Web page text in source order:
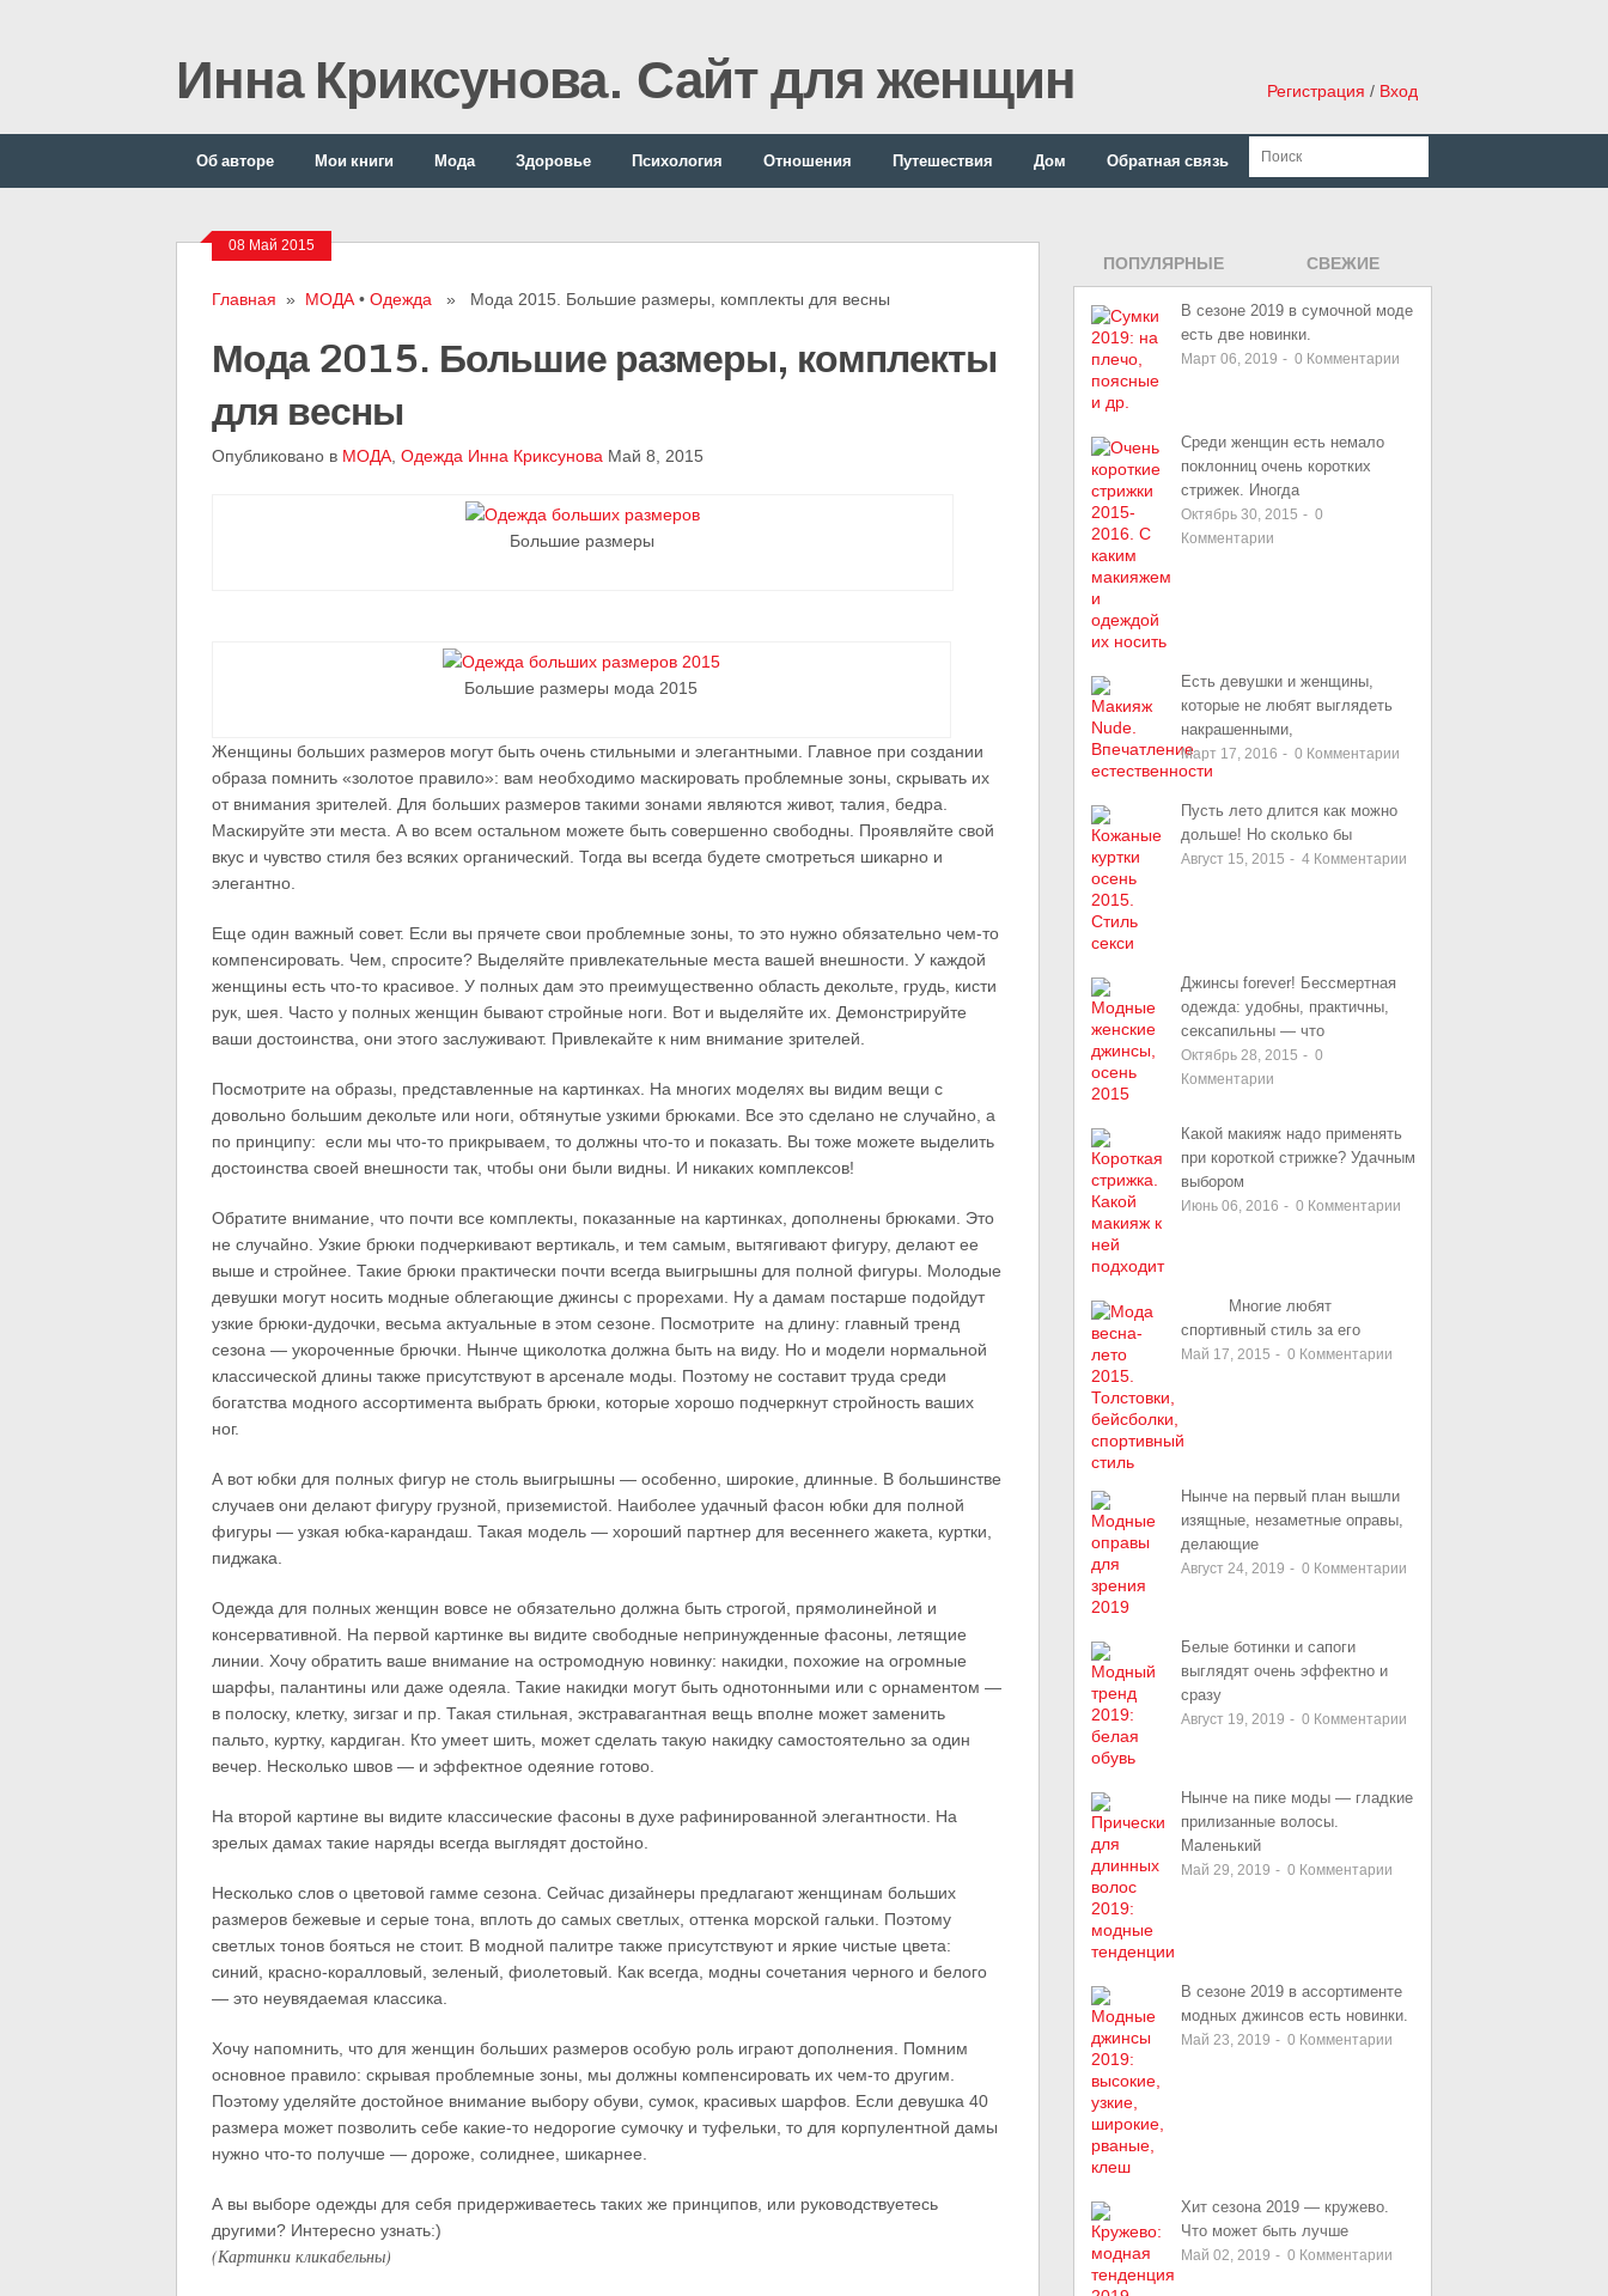
Инна Криксунова. Сайт для женщин Регистрация / Вход
Об авторе Мои книги Мода Здоровье Психология Отношения Путешествия Дом Обратная связь
08 Май 2015
Главная » МОДА• Одежда » Мода 2015. Большие размеры, комплекты для весны
Мода 2015. Большие размеры, комплекты
для весны
Опубликовано в МОДА, Одежда Инна Криксунова Май 8, 2015
Большие размеры
Большие размеры мода 2015
Женщины больших размеров могут быть очень стильными и элегантными. Главное при создании
образа помнить «золотое правило»: вам необходимо маскировать проблемные зоны, скрывать их
от внимания зрителей. Для больших размеров такими зонами являются живот, талия, бедра.
Маскируйте эти места. А во всем остальном можете быть совершенно свободны. Проявляйте свой
вкус и чувство стиля без всяких органический. Тогда вы всегда будете смотреться шикарно и
элегантно.
Еще один важный совет. Если вы прячете свои проблемные зоны, то это нужно обязательно чем-то
компенсировать. Чем, спросите? Выделяйте привлекательные места вашей внешности. У каждой
женщины есть что-то красивое. У полных дам это преимущественно область декольте, грудь, кисти
рук, шея. Часто у полных женщин бывают стройные ноги. Вот и выделяйте их. Демонстрируйте
ваши достоинства, они этого заслуживают. Привлекайте к ним внимание зрителей.
Посмотрите на образы, представленные на картинках. На многих моделях вы видим вещи с
довольно большим декольте или ноги, обтянутые узкими брюками. Все это сделано не случайно, а
по принципу: если мы что-то прикрываем, то должны что-то и показать. Вы тоже можете выделить
достоинства своей внешности так, чтобы они были видны. И никаких комплексов!
Обратите внимание, что почти все комплекты, показанные на картинках, дополнены брюками. Это
не случайно. Узкие брюки подчеркивают вертикаль, и тем самым, вытягивают фигуру, делают ее
выше и стройнее. Такие брюки практически почти всегда выигрышны для полной фигуры. Молодые
девушки могут носить модные облегающие джинсы с прорехами. Ну а дамам постарше подойдут
узкие брюки-дудочки, весьма актуальные в этом сезоне. Посмотрите на длину: главный тренд
сезона — укороченные брючки. Нынче щиколотка должна быть на виду. Но и модели нормальной
классической длины также присутствуют в арсенале моды. Поэтому не составит труда среди
богатства модного ассортимента выбрать брюки, которые хорошо подчеркнут стройность ваших
ног.
А вот юбки для полных фигур не столь выигрышны — особенно, широкие, длинные. В большинстве
случаев они делают фигуру грузной, приземистой. Наиболее удачный фасон юбки для полной
фигуры — узкая юбка-карандаш. Такая модель — хороший партнер для весеннего жакета, куртки,
пиджака.
Одежда для полных женщин вовсе не обязательно должна быть строгой, прямолинейной и
консервативной. На первой картинке вы видите свободные непринужденные фасоны, летящие
линии. Хочу обратить ваше внимание на остромодную новинку: накидки, похожие на огромные
шарфы, палантины или даже одеяла. Такие накидки могут быть однотонными или с орнаментом —
в полоску, клетку, зигзаг и пр. Такая стильная, экстравагантная вещь вполне может заменить
пальто, куртку, кардиган. Кто умеет шить, может сделать такую накидку самостоятельно за один
вечер. Несколько швов — и эффектное одеяние готово.
На второй картине вы видите классические фасоны в духе рафинированной элегантности. На
зрелых дамах такие наряды всегда выглядят достойно.
Несколько слов о цветовой гамме сезона. Сейчас дизайнеры предлагают женщинам больших
размеров бежевые и серые тона, вплоть до самых светлых, оттенка морской гальки. Поэтому
светлых тонов бояться не стоит. В модной палитре также присутствуют и яркие чистые цвета:
синий, красно-коралловый, зеленый, фиолетовый. Как всегда, модны сочетания черного и белого
— это неувядаемая классика.
Хочу напомнить, что для женщин больших размеров особую роль играют дополнения. Помним
основное правило: скрывая проблемные зоны, мы должны компенсировать их чем-то другим.
Поэтому уделяйте достойное внимание выбору обуви, сумок, красивых шарфов. Если девушка 40
размера может позволить себе какие-то недорогие сумочку и туфельки, то для корпулентной дамы
нужно что-то получше — дороже, солиднее, шикарнее.
А вы выборе одежды для себя придерживаетесь таких же принципов, или руководствуетесь
другими? Интересно узнать:)
(Картинки кликабельны)
ПОПУЛЯРНЫЕ
ЗАПИСИ
СВЕЖИЕ
В сезоне 2019 в сумочной моде
есть две новинки.
Март 06, 2019 - 0 Комментарии
Среди женщин есть немало
поклонниц очень коротких
стрижек. Иногда
Октябрь 30, 2015 - 0
Комментарии
Есть девушки и женщины,
которые не любят выглядеть
накрашенными,
Март 17, 2016 - 0 Комментарии
Пусть лето длится как можно
дольше! Но сколько бы
Август 15, 2015 - 4 Комментарии
Джинсы forever! Бессмертная
одежда: удобны, практичны,
сексапильны — что
Октябрь 28, 2015 - 0
Комментарии
Какой макияж надо применять
при короткой стрижке? Удачным
выбором
Июнь 06, 2016 - 0 Комментарии
Многие любят
спортивный стиль за его
Май 17, 2015 - 0 Комментарии
Нынче на первый план вышли
изящные, незаметные оправы,
делающие
Август 24, 2019 - 0 Комментарии
Белые ботинки и сапоги
выглядят очень эффектно и
сразу
Август 19, 2019 - 0 Комментарии
Нынче на пике моды — гладкие
прилизанные волосы.
Маленький
Май 29, 2019 - 0 Комментарии
В сезоне 2019 в ассортименте
модных джинсов есть новинки.
Май 23, 2019 - 0 Комментарии
Хит сезона 2019 — кружево.
Что может быть лучше
Май 02, 2019 - 0 Комментарии